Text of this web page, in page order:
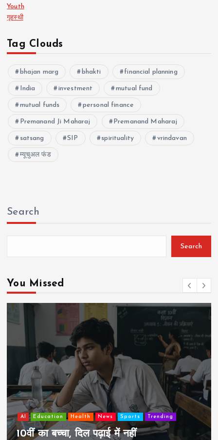
Youth
गृहस्थी
Tag Clouds
bhajan marg bhakti financial planning
India investment mutual fund
mutual funds personal finance
Premanand Ji Maharaj Premanand Maharaj
satsang SIP spirituality vrindavan
म्यूचुअल फंड
Search
Search
You Missed
Health News Sports Trending
दिल पढ़ाई में नहीं
AI Education
झुग्गी में
कैसे “बड़ा